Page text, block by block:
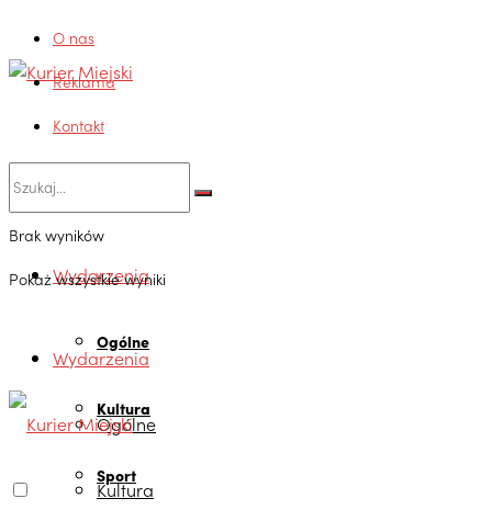
O nas
Reklama
Kontakt
Brak wyników
Pokaż wszystkie wyniki
Wydarzenia
Ogólne
Kultura
Sport
Wydarzenia
Ogólne
Kultura